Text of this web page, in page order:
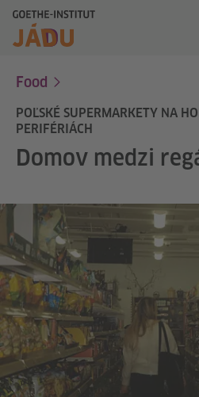
Food
POĽSKÉ SUPERMARKETY NA
PERIFÉRIÁCH
Domov medzi